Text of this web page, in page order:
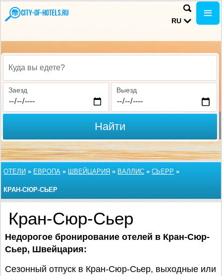
RU
Куда вы едете?
Заезд Выезд
Найти
ОТЕЛИ » ЕВРОПА » ШВЕЙЦАРИЯ » ВАЛЛИС » СЬЕРР »
КРАН-СЮР-СЬЕР
Кран-Сюр-Сьер
Недорогое бронирование отелей в Кран-Сюр-
Сьер, Швейцария:
Сезонный отпуск в Кран-Сюр-Сьер, выходные или